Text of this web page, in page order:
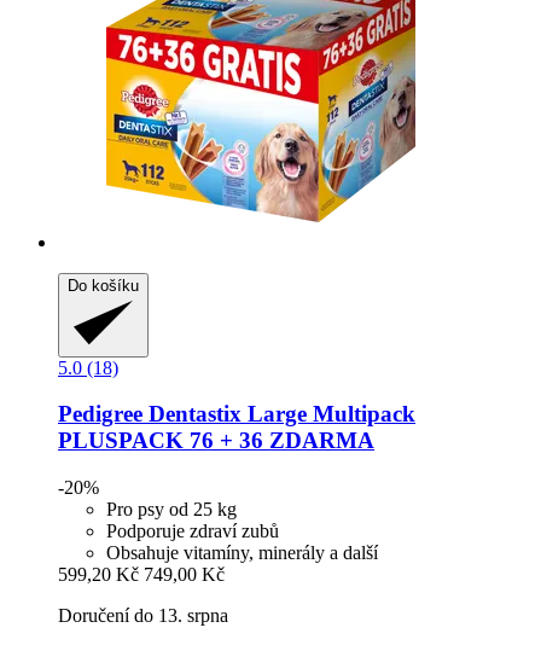
Do košíku
5.0 (18)
Pedigree Dentastix Large Multipack
PLUSPACK 76 + 36 ZDARMA
-20%
Pro psy od 25 kg
Podporuje zdraví zubů
Obsahuje vitamíny, minerály a další
599,20 Kč 749,00 Kč
Doručení do 13. srpna